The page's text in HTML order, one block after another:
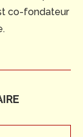
co-fondateur